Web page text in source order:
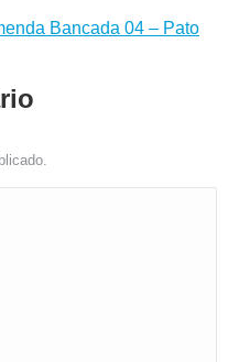
Bancada 04 – Pato